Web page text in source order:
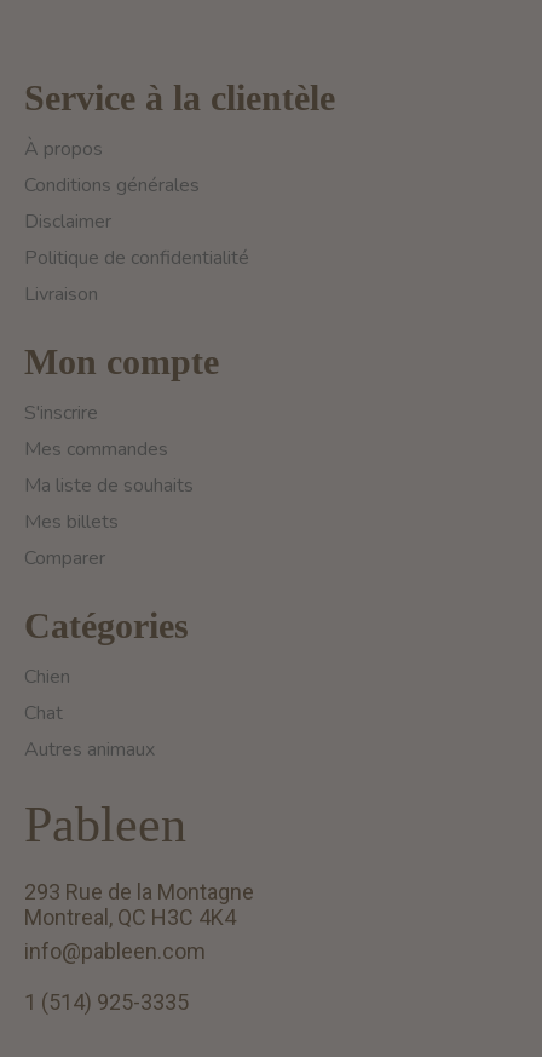
Service à la clientèle
À propos
Conditions générales
Disclaimer
Politique de confidentialité
Livraison
Mon compte
S'inscrire
Mes commandes
Ma liste de souhaits
Mes billets
Comparer
Catégories
Chien
Chat
Autres animaux
Pableen
293 Rue de la Montagne
Montreal, QC H3C 4K4
info@pableen.com
1 (514) 925-3335